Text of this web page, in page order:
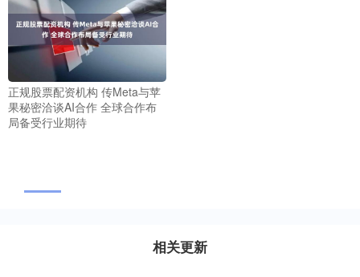
正规股票配资机构 传Meta与苹
果秘密洽谈AI合作 全球合作布
局备受行业期待
相关更新